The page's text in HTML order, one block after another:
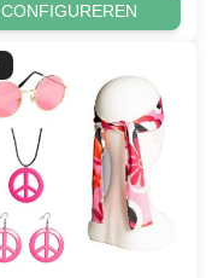
CONFIGUREREN